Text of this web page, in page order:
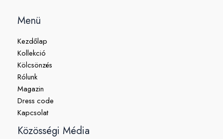
Menü
Kezdőlap
Kollekció
Kölcsönzés
Rólunk
Magazin
Dress code
Kapcsolat
Közösségi Média